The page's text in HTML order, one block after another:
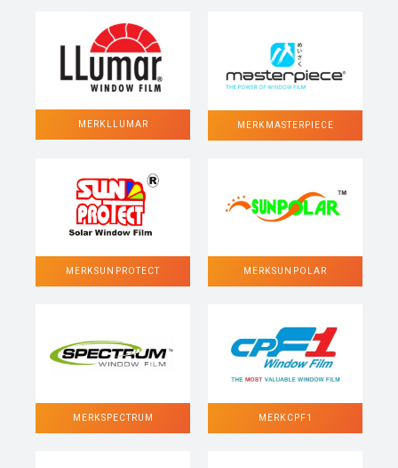
MERK LLUMAR MERK MASTERPIECE
MERK SUN PROTECT MERK SUN POLAR
MERK SPECTRUM MERK CPF1